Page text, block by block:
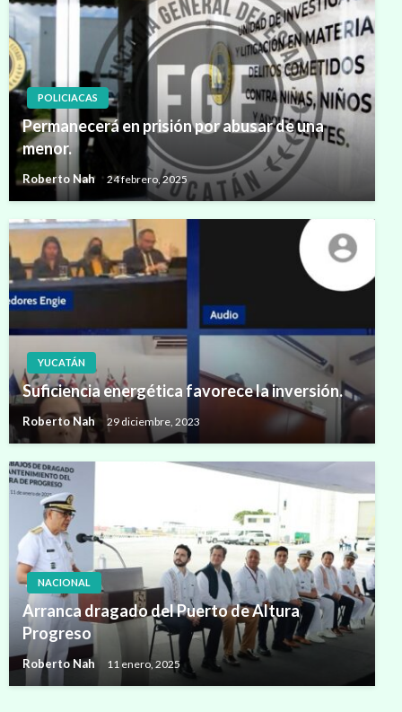
POLICIACAS
Permanecerá en prisión por abusar de una
menor.
Roberto Nah 24 febrero, 2025
YUCATÁN
Suficiencia energética favorece la inversión.
Roberto Nah 29 diciembre, 2023
NACIONAL
Arranca dragado del Puerto de Altura
Progreso
Roberto Nah 11 enero, 2025